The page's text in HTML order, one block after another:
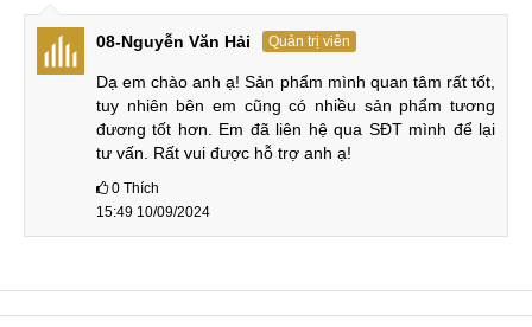
Camera
Selfie:
8 MP (góc rộng)
5 MP (góc rộng)
Quay phim:
4K@30/60fps
Selfie:
Quay phim:
4K@30/60fps
Pin, sạc
Sạc 18W
Sạc 21W
08-Nguyễn Văn Hải Quản trị viên
Dạ em chào anh ạ! Sản phẩm mình quan tâm rất tốt,
tuy nhiên bên em cũng có nhiều sản phẩm tương
đương tốt hơn. Em đã liên hệ qua SĐT mình để lại
tư vấn. Rất vui được hỗ trợ anh ạ!
0 Thích
15:49 10/09/2024